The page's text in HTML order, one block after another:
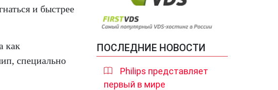
и быстрее
как
специально
ПОСЛЕДНИЕ НОВОСТИ
Philips представляет
первый в мире